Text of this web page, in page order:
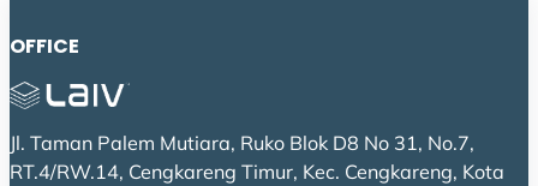
OFFICE
Jl. Taman Palem Mutiara, Ruko Blok D8 No 31, No.7,
RT.4/RW.14, Cengkareng Timur, Kec. Cengkareng, Kota